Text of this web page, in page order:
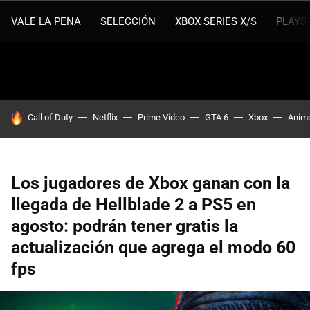
VALE LA PENA SELECCIÓN XBOX SERIES X/S
HOY SE HABLA DE
Call of Duty Netflix Prime Video GTA 6 Xbox
Los jugadores de Xbox ganan con la
llegada de Hellblade 2 a PS5 en
agosto: podrán tener gratis la
actualización que agrega el modo 60
fps